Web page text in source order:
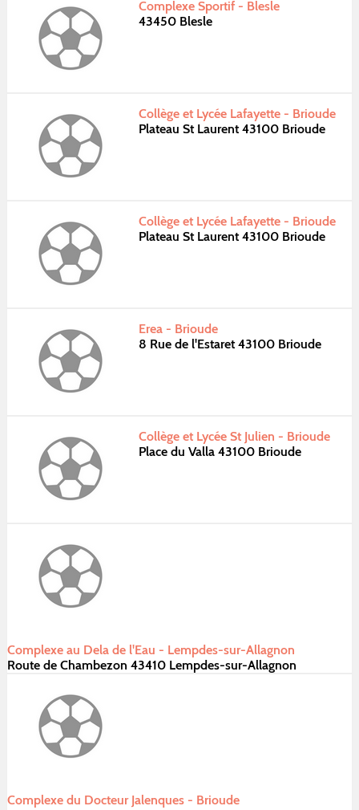
Complexe Sportif - Blesle
43450 Blesle
Collège et Lycée Lafayette - Brioude
Plateau St Laurent 43100 Brioude
Collège et Lycée Lafayette - Brioude
Plateau St Laurent 43100 Brioude
Erea - Brioude
8 Rue de l'Estaret 43100 Brioude
Collège et Lycée St Julien - Brioude
Place du Valla 43100 Brioude
Complexe au Dela de l'Eau - Lempdes-sur-Allagnon
Route de Chambezon 43410 Lempdes-sur-Allagnon
Complexe du Docteur Jalenques - Brioude